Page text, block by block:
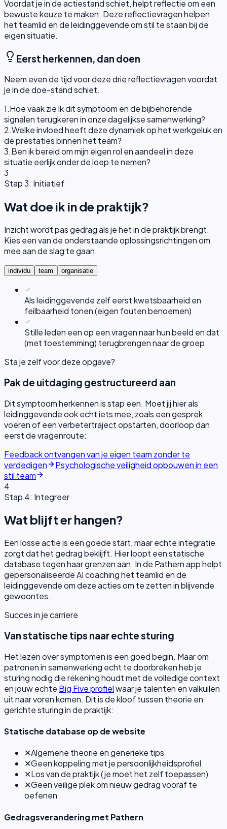
Voordat je in de actiestand schiet, helpt reflectie om een
bewuste keuze te maken. Deze reflectievragen helpen
het teamlid en de leidinggevende om stil te staan bij de
eigen situatie.
Eerst herkennen, dan doen
Neem even de tijd voor deze drie reflectievragen voordat
je in de doe-stand schiet.
1.Hoe vaak zie ik dit symptoom en de bijbehorende
signalen terugkeren in onze dagelijkse samenwerking?
2.Welke invloed heeft deze dynamiek op het werkgeluk en
de prestaties binnen het team?
3.Ben ik bereid om mijn eigen rol en aandeel in deze
situatie eerlijk onder de loep te nemen?
3
Stap 3: Initiatief
Wat doe ik in de praktijk?
Inzicht wordt pas gedrag als je het in de praktijk brengt.
Kies een van de onderstaande oplossingsrichtingen om
mee aan de slag te gaan.
individu team organisatie
Als leidinggevende zelf eerst kwetsbaarheid en
feilbaarheid tonen (eigen fouten benoemen)
Stille leden een op een vragen naar hun beeld en dat
(met toestemming) terugbrengen naar de groep
Sta je zelf voor deze opgave?
Pak de uitdaging gestructureerd aan
Dit symptoom herkennen is stap een. Moet jij hier als
leidinggevende ook echt iets mee, zoals een gesprek
voeren of een verbetertraject opstarten, doorloop dan
eerst de vragenroute:
Feedback ontvangen van je eigen team zonder te
verdedigen
Psychologische veiligheid opbouwen in een
stil team
4
Stap 4: Integreer
Wat blijft er hangen?
Een losse actie is een goede start, maar echte integratie
zorgt dat het gedrag beklijft. Hier loopt een statische
database tegen haar grenzen aan. In de Pathern app helpt
gepersonaliseerde AI coaching het teamlid en de
leidinggevende om deze acties om te zetten in blijvende
gewoontes.
Succes in je carriere
Van statische tips naar echte sturing
Het lezen over symptomen is een goed begin. Maar om
patronen in samenwerking echt te doorbreken heb je
sturing nodig die rekening houdt met de volledige context
en jouw echte Big Five profielwaar je talenten en valkuilen
uit naar voren komen. Dit is de kloof tussen theorie en
gerichte sturing in de praktijk:
Statische database op de website
✕Algemene theorie en generieke tips
✕Geen koppeling met je persoonlijkheidsprofiel
✕Los van de praktijk (je moet het zelf toepassen)
✕Geen veilige plek om nieuw gedrag vooraf te
oefenen
Gedragsverandering met Pathern